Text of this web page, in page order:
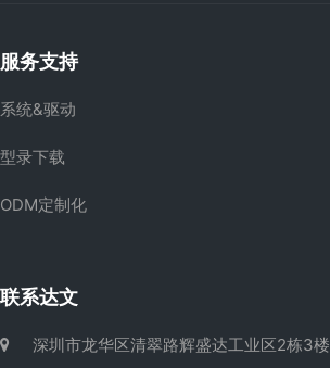
服务支持
系统&驱动
型录下载
ODM定制化
联系达文
深圳市龙华区清翠路辉盛达工业区2栋3楼